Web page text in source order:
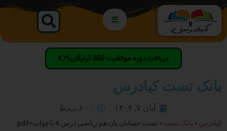
دریافت دوره موفقیت 360 (رایگان)👉
بانک تست کیادرس
آبان ۷, ۱۴۰۴ ۶:۰۰ ب٫ظ
کیادرس » بانک تست » تست حسابان یازدهم ریاضی درس 4 باجواب+pdf